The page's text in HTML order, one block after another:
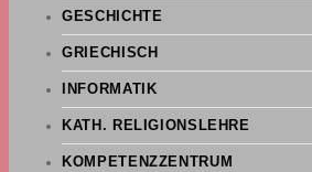
GESCHICHTE
GRIECHISCH
INFORMATIK
KATH. RELIGIONSLEHRE
KOMPETENZZENTRUM